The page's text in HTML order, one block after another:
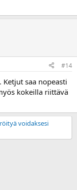
#14
saa nopeasti
kokeilla riittävä
voidaksesi